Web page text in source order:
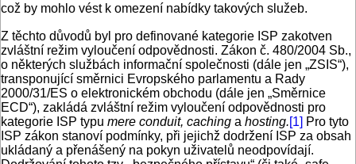
což by mohlo vést k omezení nabídky takových služeb.
Z těchto důvodů byl pro definované kategorie ISP zakotven
zvláštní režim vyloučení odpovědnosti. Zákon č. 480/2004 Sb.,
o některých službách informační společnosti (dále jen „ZSIS“),
transponující směrnici Evropského parlamentu a Rady
2000/31/ES o elektronickém obchodu (dále jen „Směrnice
ECD“), zakládá zvláštní režim vyloučení odpovědnosti pro
kategorie ISP typu mere conduit, caching a hosting.[1] Pro tyto
ISP zákon stanoví podmínky, při jejichž dodržení ISP za obsah
ukládaný a přenášený na pokyn uživatelů neodpovídají.